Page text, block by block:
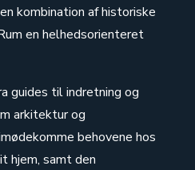
kombination af historiske
en helhedsorienteret
guides til indretning og
arkitektur og
behovene hos
hjem, samt den